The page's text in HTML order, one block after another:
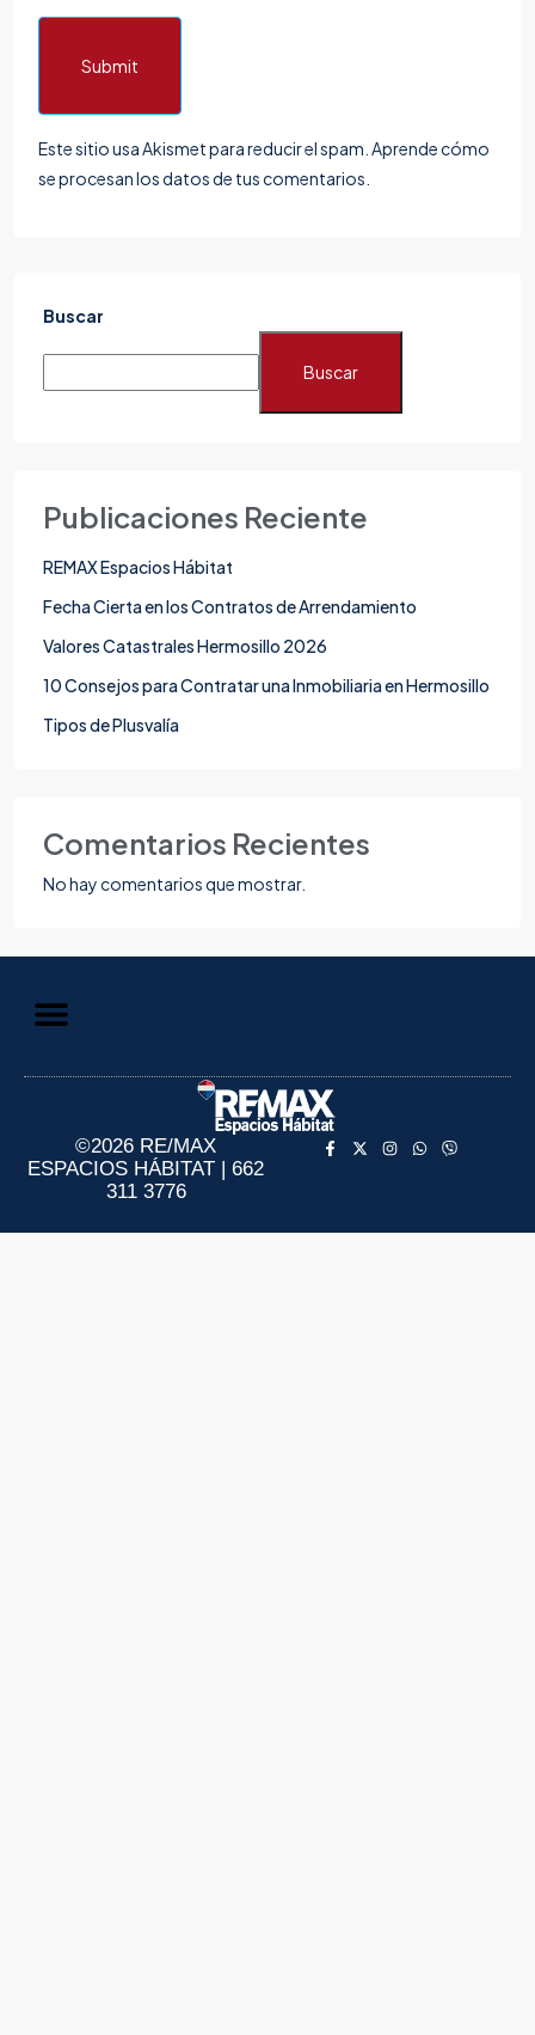
Submit
Este sitio usa Akismet para reducir el spam. Aprende cómo
se procesan los datos de tus comentarios.
Buscar
Buscar
Publicaciones Reciente
REMAX Espacios Hábitat
Fecha Cierta en los Contratos de Arrendamiento
Valores Catastrales Hermosillo 2026
10 Consejos para Contratar una Inmobiliaria en Hermosillo
Tipos de Plusvalía
Comentarios Recientes
No hay comentarios que mostrar.
©2026 RE/MAX
ESPACIOS HÁBITAT | 662
311 3776